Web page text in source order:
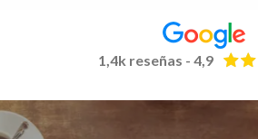
1,4k reseñas - 4,9